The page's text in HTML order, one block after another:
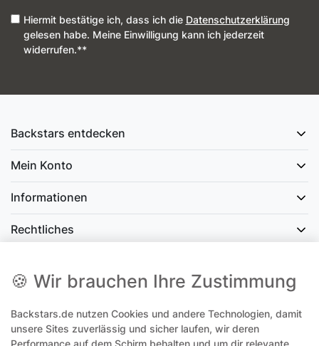
Hiermit bestätige ich, dass ich die Daten­schutz­erklärung
gelesen habe. Meine Einwilligung kann ich jederzeit
widerrufen.**
Backstars entdecken
Mein Konto
Informationen
Rechtliches
office@backstars.de
🍪 Wir brauchen Ihre Zustimmung
Backstars.de nutzen Cookies und andere Technologien, damit
unsere Sites zuverlässig und sicher laufen, wir deren
Performance auf dem Schirm behalten und um dir relevante